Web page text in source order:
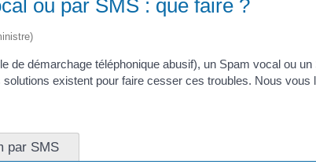
ou par SMS : que faire ?
démarchage téléphonique abusif), un Spam vocal ou
existent pour faire cesser ces troubles. Nous vous
par SMS